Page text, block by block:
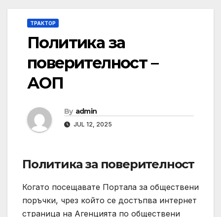
ТРАКТОР
Политика за
поверителност –
АОП
By admin
JUL 12, 2025
Политика за поверителност
Когато посещавате Портала за обществени
поръчки, чрез който се достъпва интернет
страница на Агенцията по обществени